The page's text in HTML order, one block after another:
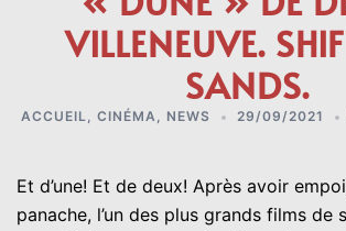
VILLENEUVE.
SANDS.
ACCUEIL, CINÉMA, NEWS 29/09/2021
Et d’une! Et de deux! Après avoir
panache, l’un des plus grands films de